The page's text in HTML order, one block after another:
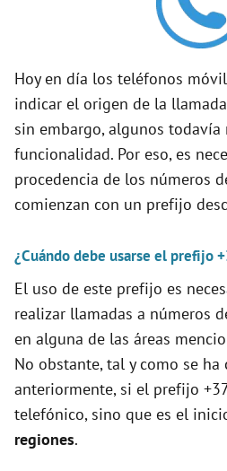
V
i
d
e
Hoy en día los teléfonos
indicar el origen de la
sin embargo, algunos todavía
funcionalidad. Por eso, es
procedencia de los números
comienzan con un prefijo
¿Cuándo debe usarse el prefijo
El uso de este prefijo es
realizar llamadas a números
en alguna de las áreas
No obstante, tal y como se ha
anteriormente, si el prefijo
telefónico, sino que es el
regiones.